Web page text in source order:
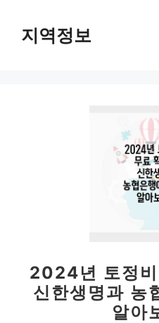
지역정보
2024년 토정
신한생명과 농
알아